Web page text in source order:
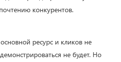
конкурентов.
ресурс и кликов не
не будет. Но